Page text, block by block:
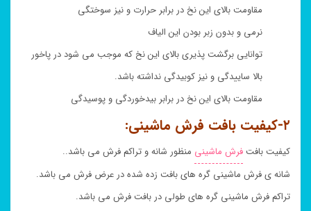
مقاومت بالای این نخ در برابر حرارت و نیز سوختگی
نرمی و بدون زبر بودن این الیاف
توانایی برگشت پذیری بالای این نخ که موجب می شود در پاخور
بالا ساییدگی و نیز کوبیدگی نداشته باشد.
مقاومت بالای این نخ در برابر بیدخوردگی و پوسیدگی
۲-کیفیت بافت فرش ماشینی:
کیفیت بافت فرش ماشینی منظور شانه و تراکم فرش می باشد..
شانه ی فرش ماشینی گره های بافت زده شده در عرض فرش می باشد.
تراکم فرش ماشینی گره های طولی در بافت فرش می باشد.